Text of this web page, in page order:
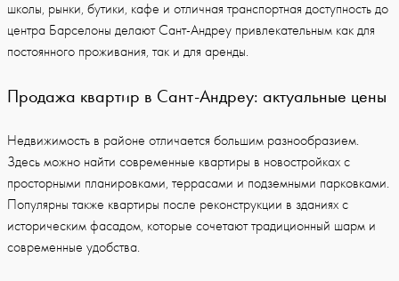
школы, рынки, бутики, кафе и отличная транспортная доступность до
центра Барселоны делают Сант-Андреу привлекательным как для
постоянного проживания, так и для аренды.
Продажа квартир в Сант-Андреу: актуальные цены
Недвижимость в районе отличается большим разнообразием.
Здесь можно найти современные квартиры в новостройках с
просторными планировками, террасами и подземными парковками.
Популярны также квартиры после реконструкции в зданиях с
историческим фасадом, которые сочетают традиционный шарм и
современные удобства.